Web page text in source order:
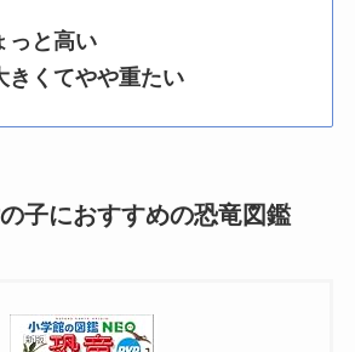
っと高い
きくてやや重たい
子におすすめの恐竜図鑑